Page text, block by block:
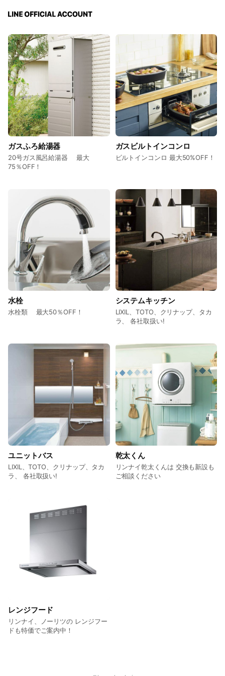
ガスふろ給湯器
20号ガス風呂給湯器 最大
75％OFF！
ガスビルトインコンロ
ビルトインコンロ 最大50%OFF！
水栓
水栓類 最大50％OFF！
システムキッチン
LIXIL、TOTO、クリナップ、タカ
ラ、 各社取扱い!
ユニットバス
LIXIL、TOTO、クリナップ、タカ
ラ、 各社取扱い!
乾太くん
リンナイ乾太くんは 交換も新設も
ご相談ください
レンジフード
リンナイ、ノーリツの レンジフー
ドも特価でご案内中！